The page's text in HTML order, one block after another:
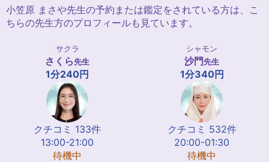
小笠原 まさや先生の予約または鑑定をされている方は、こ
ちらの先生方のプロフィールも見ています。
サクラ
さくら先生
1分240円
クチコミ 133件
13:00-21:00
待機中
シャモン
沙門先生
1分340円
クチコミ 532件
20:00-01:30
待機中